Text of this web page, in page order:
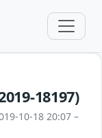
18197)
10-18 20:07 –